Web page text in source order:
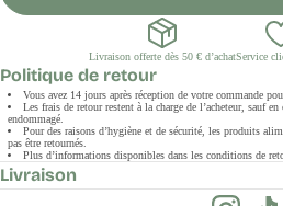
Livraison offerte dès 50 € d’achatService
Politique de retour
Vous avez 14 jours après réception de votre commande
Les frais de retour restent à la charge de l’acheteur, sauf
endommagé.
Pour des raisons d’hygiène et de sécurité, les produits
pas être retournés.
Plus d’informations disponibles dans les conditions de
Livraison